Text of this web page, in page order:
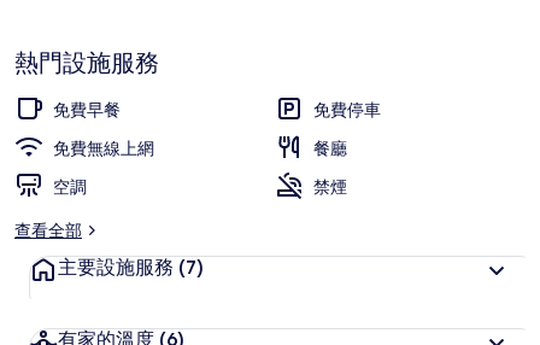
熱門設施服務
免費早餐
免費停車
免費無線上網
餐廳
空調
禁煙
查看全部
主要設施服務 (7)
有家的溫度 (6)